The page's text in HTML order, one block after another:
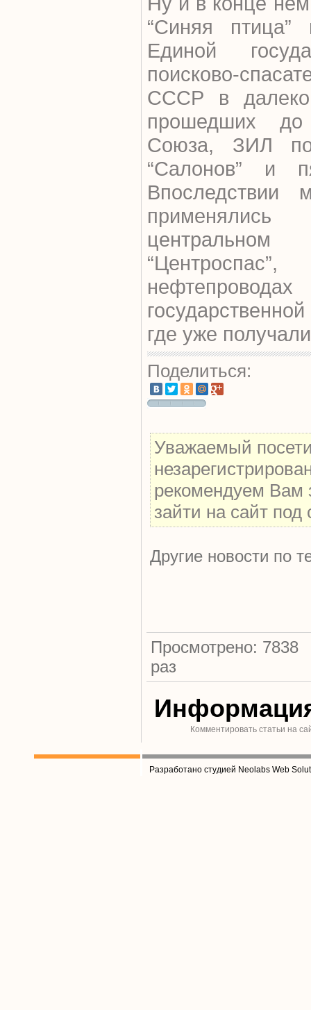
“Синяя птица”
Единой
поисково-
СССР в
прошедших до
Союза, ЗИЛ
“Салонов” и
Впоследствии
центральном
где уже
Поделиться:
Уважаемый
рекомендуем Вам
зайти на сайт
Другие новости по
Просмотрено: 7838
раз
Комментировать статьи на
Разработано студией Neolabs Web